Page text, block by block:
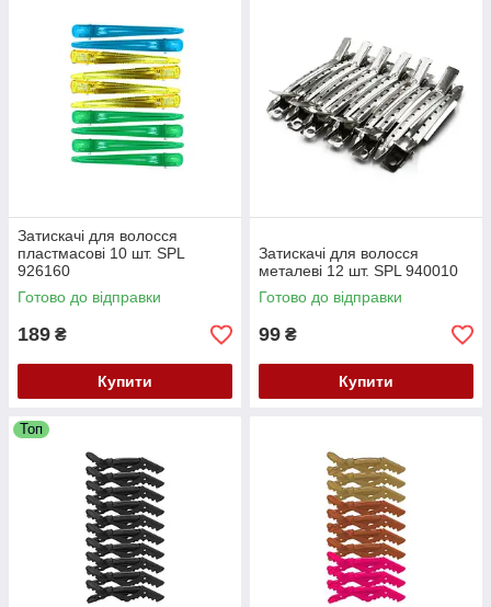
Затискачі для волосся
пластмасові 10 шт. SPL
926160
Готово до відправки
189 ₴
Купити
Затискачі для волосся
металеві 12 шт. SPL 940010
Готово до відправки
99 ₴
Купити
Топ